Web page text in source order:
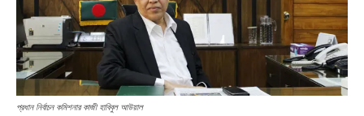
প্রধান নির্বাচন কমিশনার কাজী হাবিবুল আউয়াল